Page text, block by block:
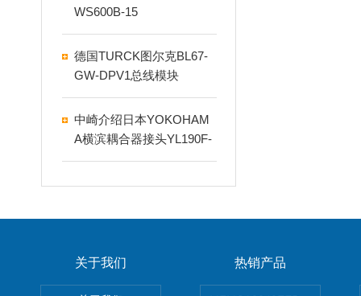
WS600B-15
德国TURCK图尔克BL67-
GW-DPV1总线模块
中崎介绍日本YOKOHAM
A横滨耦合器接头YL190F-
06B
关于我们 热销产品